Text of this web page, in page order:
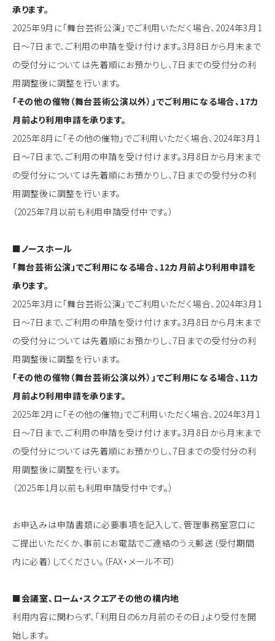
承ります。
2025年9月に「舞台芸術公演」でご利用いただく場合、2024年3月1
日～7日まで、ご利用の申請を受け付けます。3月8日から月末まで
の受付分については先着順にお預かりし、7日までの受付分の利
用調整後に調整を行います。
「その他の催物（舞台芸術公演以外）」でご利用になる場合、17カ
月前より利用申請を承ります。
2025年8月に「その他の催物」でご利用いただく場合、2024年3月1
日～7日まで、ご利用の申請を受け付けます。3月8日から月末まで
の受付分については先着順にお預かりし、7日までの受付分の利
用調整後に調整を行います。
（2025年7月以前も利用申請受付中です。）
■ノースホール
「舞台芸術公演」でご利用になる場合、12カ月前より利用申請を
承ります。
2025年3月に「舞台芸術公演」でご利用いただく場合、2024年3月1
日～7日まで、ご利用の申請を受け付けます。3月8日から月末まで
の受付分については先着順にお預かりし、7日までの受付分の利
用調整後に調整を行います。
「その他の催物（舞台芸術公演以外）」でご利用になる場合、11カ
月前より利用申請を承ります。
2025年2月に「その他の催物」でご利用いただく場合、2024年3月1
日～7日まで、ご利用の申請を受け付けます。3月8日から月末まで
の受付分については先着順にお預かりし、7日までの受付分の利
用調整後に調整を行います。
（2025年1月以前も利用申請受付中です。）
お申込みは申請書類に必要事項を記入して、管理事務室窓口に
ご提出いただくか、事前にお電話でご連絡のうえ郵送（受付期間
内に必着）してください。（FAX・メール不可）
■会議室、ローム・スクエアその他の構内地
利用内容に関わらず、「利用日の6カ月前のその日」より受付を開
始します。